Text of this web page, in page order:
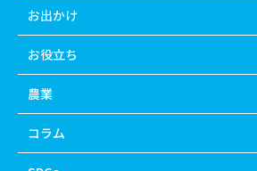
お出かけ
お役立ち
農業
コラム